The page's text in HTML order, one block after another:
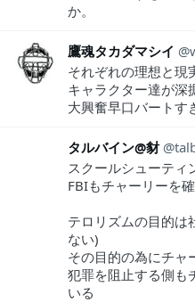
か。
鷹魂タカダマシイ
それぞれの理想と現
キャラクター達が深
大興奮早口バートす
タルバイン@豺
スクールシューティ
FBIもチャーリーを
テロリズムの目的は
ない)
その目的の為にチャ
犯罪を阻止する側も
いる